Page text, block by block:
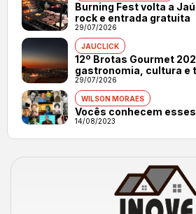
Burning Fest volta a
rock e entrada gratuita
29/07/2026
JAUCLICK
12º Brotas Gourmet
gastronomia, cultura e
29/07/2026
WILSON MORAES
Vocês conhecem
14/08/2023